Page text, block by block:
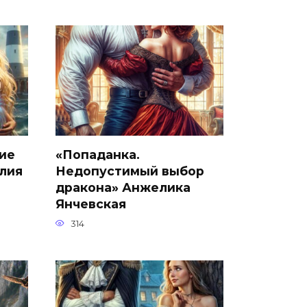
«Попаданка.
Недопустимый выбор
дракона» Анжелика
Янчевская
314